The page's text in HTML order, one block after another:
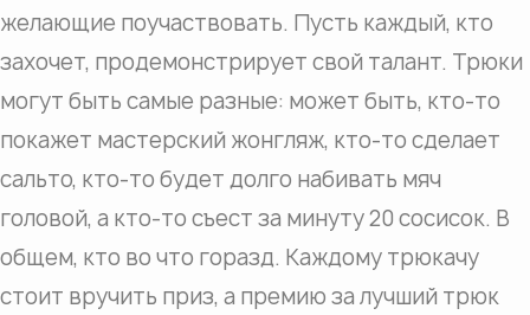
желающие поучаствовать. Пусть каждый, кто
захочет, продемонстрирует свой талант. Трюки
могут быть самые разные: может быть, кто-то
покажет мастерский жонгляж, кто-то сделает
сальто, кто-то будет долго набивать мяч
головой, а кто-то съест за минуту 20 сосисок. В
общем, кто во что горазд. Каждому трюкачу
стоит вручить приз, а премию за лучший трюк